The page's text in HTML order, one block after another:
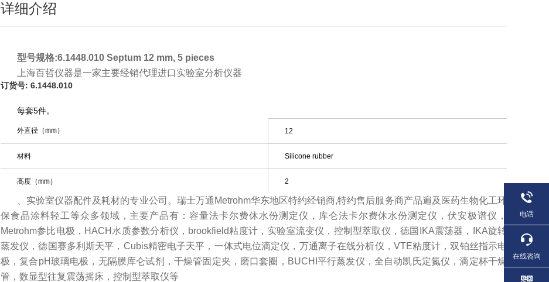
详细介绍
型号规格:6.1448.010 Septum 12 mm, 5 pieces
上海百哲仪器是一家主要经销代理进口实验室分析仪器
订货号: 6.1448.010
每套5件。
外直径（mm） 12
材料 Silicone rubber
高度（mm） 2
、实验室仪器配件及耗材的专业公司。瑞士万通Metrohm华东地区特约经销商,特约售后服务商产品遍及医药生物化工环
保食品涂料轻工等众多领域，主要产品有：容量法卡尔费休水份测定仪，库仑法卡尔费休水份测定仪，伏安极谱仪，
Metrohm参比电极，HACH水质参数分析仪，brookfield粘度计，实验室流变仪，控制型萃取仪，德国IKA震荡器，IKA旋转
蒸发仪，德国赛多利斯天平，Cubis精密电子天平，一体式电位滴定仪，万通离子在线分析仪，VTE粘度计，双铂丝指示电
极，复合pH玻璃电极，无隔膜库仑试剂，干燥管固定夹，磨口套圈，BUCHI平行蒸发仪，全自动凯氏定氮仪，滴定杯干燥
管，数显型往复震荡摇床，控制型萃取仪等
电话
在线咨询